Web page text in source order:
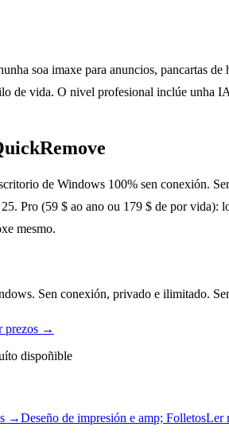
soa imaxe para anuncios, pancartas
de vida. O nivel profesional inclúe unha
de Windows 100% sen conexión.
Pro (59 $ ao ano ou 179 $ de por
mesmo.
Sen conexión, privado e ilimitado.
prezos →
dispoñible
→Deseño de impresión e amp; FolletosLer